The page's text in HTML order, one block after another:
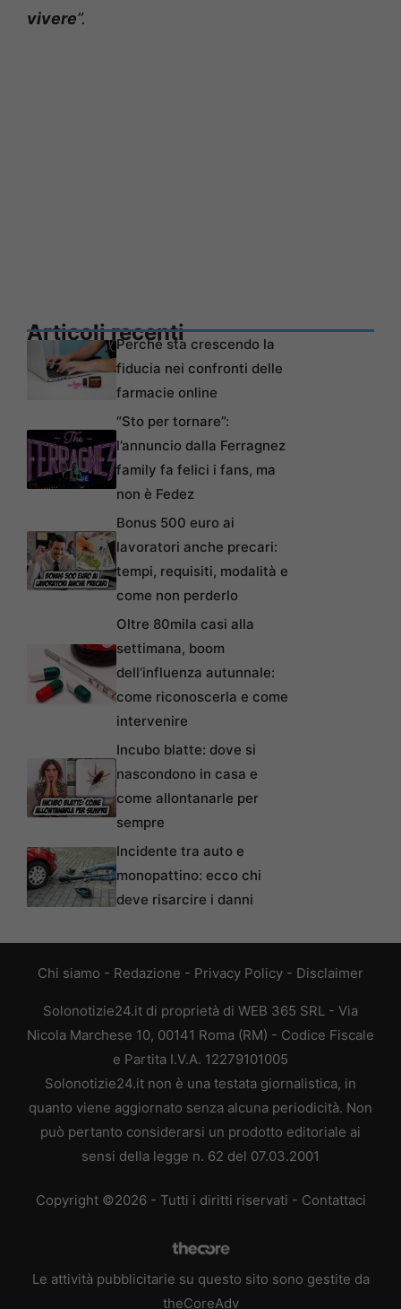
vivere”.
Articoli recentiPerché sta crescendo la
fiducia nei confronti delle
farmacie online
“Sto per tornare”:
l’annuncio dalla Ferragnez
family fa felici i fans, ma
non è Fedez
Bonus 500 euro ai
lavoratori anche precari:
tempi, requisiti, modalità e
come non perderlo
Oltre 80mila casi alla
settimana, boom
dell’influenza autunnale:
come riconoscerla e come
intervenire
Incubo blatte: dove si
nascondono in casa e
come allontanarle per
sempre
Incidente tra auto e
monopattino: ecco chi
deve risarcire i danni
Chi siamo - Redazione - Privacy Policy - Disclaimer
Solonotizie24.it di proprietà di WEB 365 SRL - Via
Nicola Marchese 10, 00141 Roma (RM) - Codice Fiscale
e Partita I.V.A. 12279101005
Solonotizie24.it non è una testata giornalistica, in
quanto viene aggiornato senza alcuna periodicità. Non
può pertanto considerarsi un prodotto editoriale ai
sensi della legge n. 62 del 07.03.2001
Copyright ©2026 - Tutti i diritti riservati - Contattaci
Le attività pubblicitarie su questo sito sono gestite da
theCoreAdv